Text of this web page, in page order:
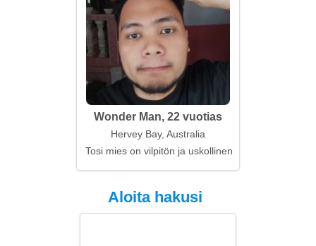
Wonder Man, 22 vuotias
Hervey Bay, Australia
Tosi mies on vilpitön ja uskollinen
Aloita hakusi